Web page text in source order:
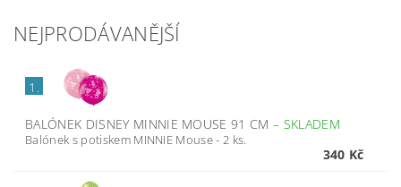
NEJPRODÁVANĚJŠÍ
1.
BALÓNEK DISNEY MINNIE MOUSE 91 CM– SKLADEM
Balónek s potiskem MINNIE Mouse - 2 ks.
340 Kč